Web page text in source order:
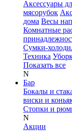
Аксессуары
мясорубок
дома Весы
Комнатные
Сумки-
Техника
Показать все
N
Бар
Бокалы и
виски и
Стопки и
N
Акции